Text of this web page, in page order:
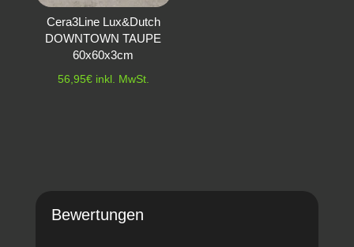
Cera3Line Lux&Dutch
DOWNTOWN TAUPE
60x60x3cm
56,95€ inkl. MwSt.
Bewertungen